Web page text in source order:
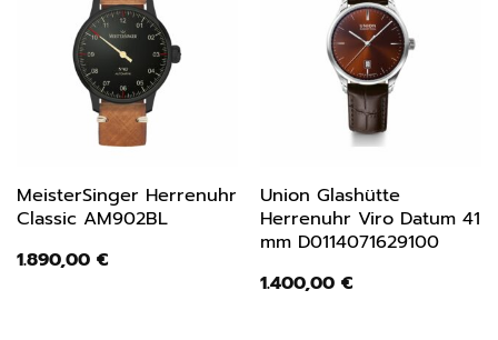
MeisterSinger Herrenuhr
Classic AM902BL
1.890,00 €
Union Glashütte
Herrenuhr Viro Datum 41
mm D0114071629100
1.400,00 €